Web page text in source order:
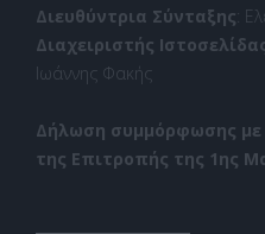
Διευθύντρια Σύνταξης:
Διαχειριστής
Ιωάννης Φακής
Δήλωση συμμόρφωσης με
της Επιτροπής της 1ης